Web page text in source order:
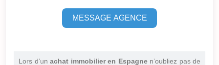
MESSAGE AGENCE
Lors d’un achat immobilier en Espagnen’oubliez pas de